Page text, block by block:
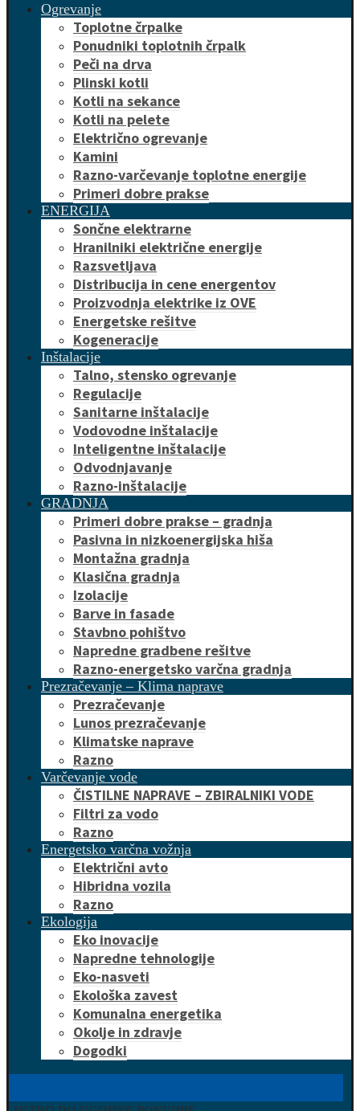
Ogrevanje
Toplotne črpalke
Ponudniki toplotnih črpalk
Peči na drva
Plinski kotli
Kotli na sekance
Kotli na pelete
Električno ogrevanje
Kamini
Razno-varčevanje toplotne energije
Primeri dobre prakse
ENERGIJA
Sončne elektrarne
Hranilniki električne energije
Razsvetljava
Distribucija in cene energentov
Proizvodnja elektrike iz OVE
Energetske rešitve
Kogeneracije
Inštalacije
Talno, stensko ogrevanje
Regulacije
Sanitarne inštalacije
Vodovodne inštalacije
Inteligentne inštalacije
Odvodnjavanje
Razno-inštalacije
GRADNJA
Primeri dobre prakse – gradnja
Pasivna in nizkoenergijska hiša
Montažna gradnja
Klasična gradnja
Izolacije
Barve in fasade
Stavbno pohištvo
Napredne gradbene rešitve
Razno-energetsko varčna gradnja
Prezračevanje – Klima naprave
Prezračevanje
Lunos prezračevanje
Klimatske naprave
Razno
Varčevanje vode
ČISTILNE NAPRAVE – ZBIRALNIKI VODE
Filtri za vodo
Razno
Energetsko varčna vožnja
Električni avto
Hibridna vozila
Razno
Ekologija
Eko inovacije
Napredne tehnologije
Eko-nasveti
Ekološka zavest
Komunalna energetika
Okolje in zdravje
Dogodki